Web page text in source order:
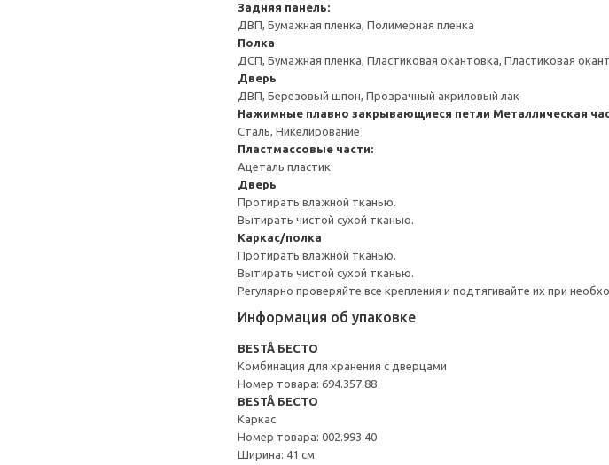
Задняя панель:
ДВП, Бумажная пленка, Полимерная пленка
Полка
ДСП, Бумажная пленка, Пластиковая окантовка, Пластиковая
Дверь
ДВП, Березовый шпон, Прозрачный акриловый лак
Нажимные плавно закрывающиеся петли Металлическая
Сталь, Никелирование
Пластмассовые части:
Ацеталь пластик
Дверь
Протирать влажной тканью.
Вытирать чистой сухой тканью.
Каркас/полка
Протирать влажной тканью.
Вытирать чистой сухой тканью.
Регулярно проверяйте все крепления и подтягивайте их при
Информация об упаковке
BESTÅ БЕСТО
Комбинация для хранения с дверцами
Номер товара: 694.357.88
BESTÅ БЕСТО
Каркас
Номер товара: 002.993.40
Ширина: 41 см